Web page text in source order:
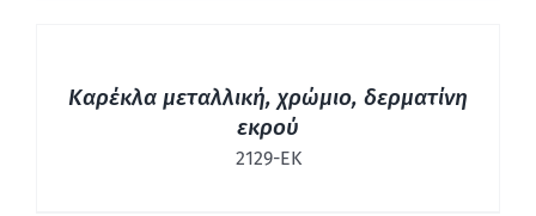
Καρέκλα μεταλλική, χρώμιο, δερματίνη
εκρού
2129-ΕΚ